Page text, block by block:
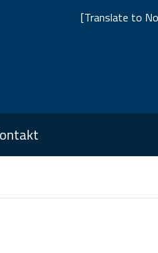
[Translate to